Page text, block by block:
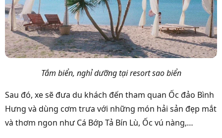
Tắm biển, nghỉ dưỡng tại resort sao biển
Sau đó, xe sẽ đưa du khách đến tham quan Ốc đảo Bình
Hưng và dùng cơm trưa với những món hải sản đẹp mắt
và thơm ngon như Cá Bớp Tả Bín Lù, Ốc vú nàng,…